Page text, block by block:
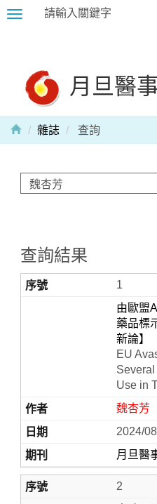
Toggle
月旦醫
Home
雜誌 查詢
查詢結果
1
由歐盟
藥品標
新論】
EU
Several
Use in
魏杏芳
2024/08
月旦醫
2